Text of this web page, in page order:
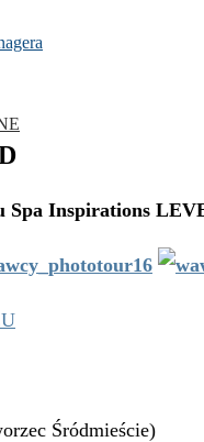
Spa Inspirations
Śródmieście)